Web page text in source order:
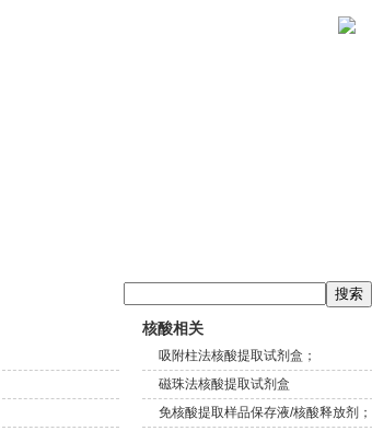
核酸相关
吸附柱法核酸提取试剂盒；
磁珠法核酸提取试剂盒
免核酸提取样品保存液/核酸释放剂；